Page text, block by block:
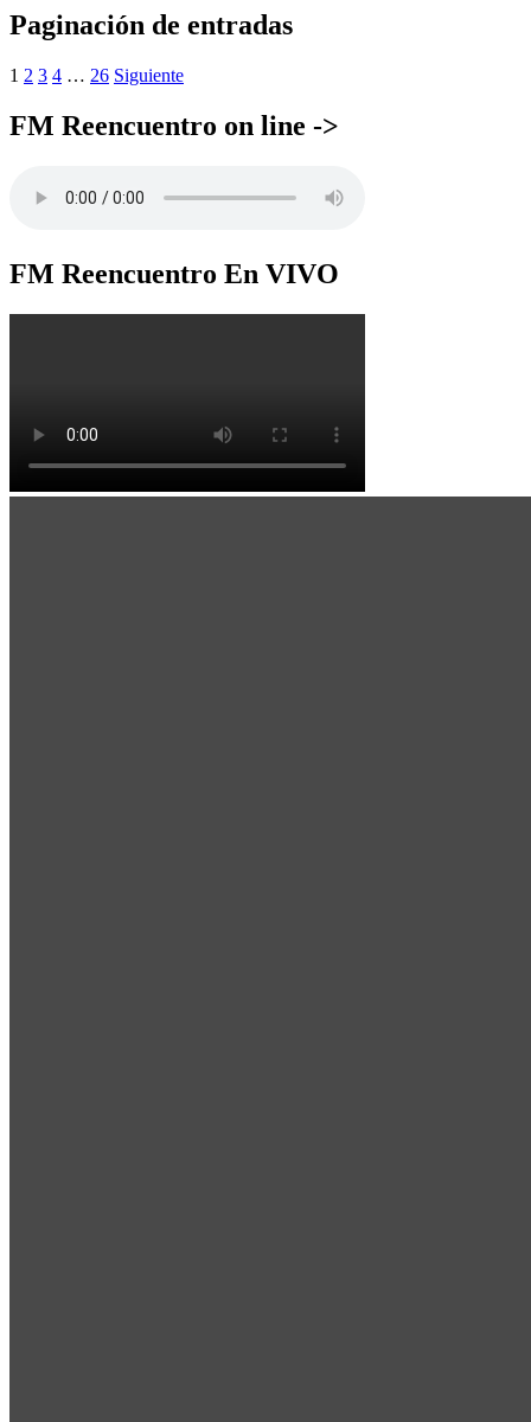
Paginación de entradas
1 2 3 4 … 26 Siguiente
FM Reencuentro on line ->
FM Reencuentro En VIVO